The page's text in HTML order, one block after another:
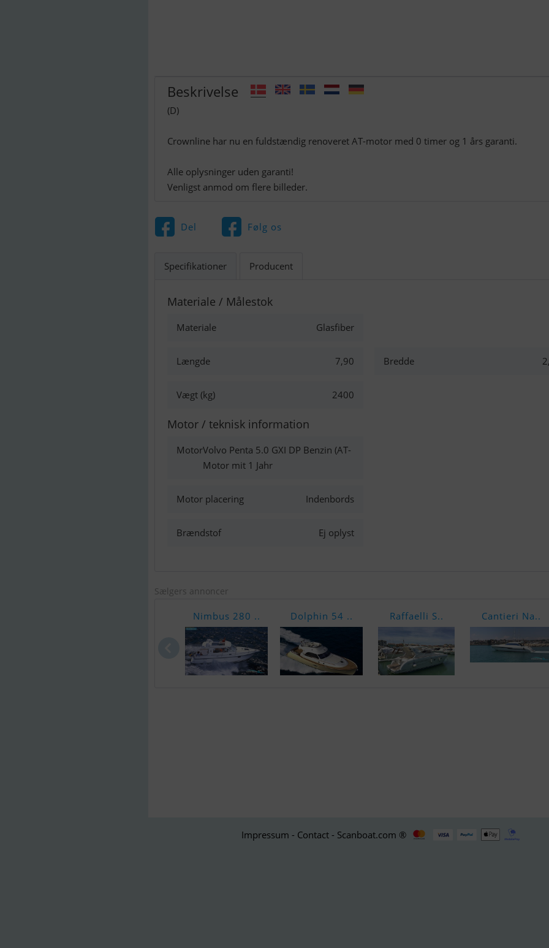
Beskrivelse
(D)
Crownline har nu en fuldstændig renoveret AT-motor med 0 timer og 1 års garanti.
Alle oplysninger uden garanti!
Venligst anmod om flere billeder.
Del Følg os
Specifikationer Producent
Materiale / Målestok
Materiale Glasfiber
Længde 7,90 Bredde
Vægt (kg) 2400
Motor / teknisk information
MotorVolvo Penta 5.0 GXI DP Benzin (AT-
Motor mit 1 Jahr
Motor placering Indenbords
Brændstof Ej oplyst
Sælgers annoncer
Nimbus 280 .. Dolphin 54 .. Raffaelli S.. Cantieri Na..
Impressum - Contact - Scanboat.com ®